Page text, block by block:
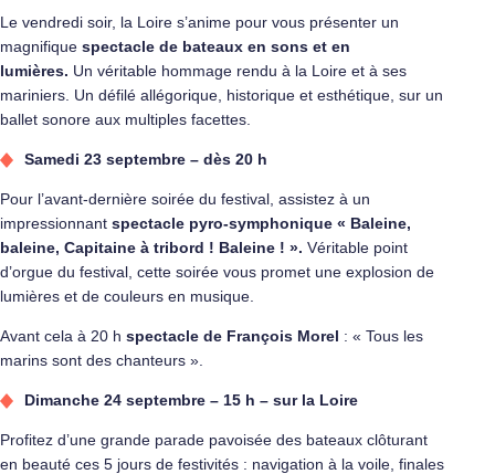
Le vendredi soir, la Loire s’anime pour vous présenter un
magnifique spectacle de bateaux en sons et en
lumières. Un véritable hommage rendu à la Loire et à ses
mariniers. Un défilé allégorique, historique et esthétique, sur un
ballet sonore aux multiples facettes.
Samedi 23 septembre – dès 20 h
Pour l’avant-dernière soirée du festival, assistez à un
impressionnant spectacle pyro-symphonique « Baleine,
baleine, Capitaine à tribord ! Baleine ! ». Véritable point
d’orgue du festival, cette soirée vous promet une explosion de
lumières et de couleurs en musique.
Avant cela à 20 h spectacle de François Morel : « Tous les
marins sont des chanteurs ».
Dimanche 24 septembre – 15 h – sur la Loire
Profitez d’une grande parade pavoisée des bateaux clôturant
en beauté ces 5 jours de festivités : navigation à la voile, finales